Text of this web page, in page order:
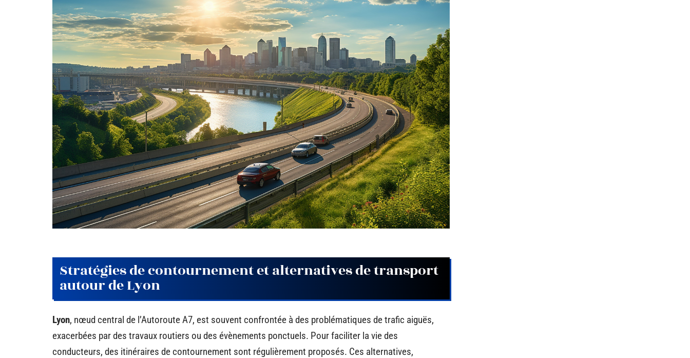
Stratégies de contournement et alternatives de transport
autour de Lyon
Lyon, nœud central de l’Autoroute A7, est souvent confrontée à des problématiques de trafic aiguës,
exacerbées par des travaux routiers ou des évènements ponctuels. Pour faciliter la vie des
conducteurs, des itinéraires de contournement sont régulièrement proposés. Ces alternatives,